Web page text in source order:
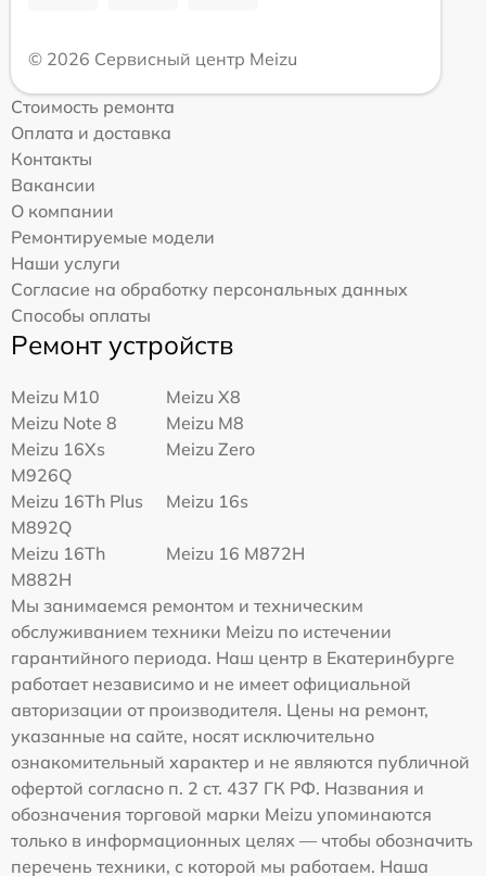
© 2026 Сервисный центр Meizu
Стоимость ремонта
Оплата и доставка
Контакты
Вакансии
О компании
Ремонтируемые модели
Наши услуги
Согласие на обработку персональных данных
Способы оплаты
Ремонт устройств
Meizu M10
Meizu X8
Meizu Note 8
Meizu M8
Meizu 16Xs
M926Q
Meizu Zero
Meizu 16Th Plus
M892Q
Meizu 16s
Meizu 16Th
M882H
Meizu 16 M872H
Мы занимаемся ремонтом и техническим
обслуживанием техники Meizu по истечении
гарантийного периода. Наш центр в Екатеринбурге
работает независимо и не имеет официальной
авторизации от производителя. Цены на ремонт,
указанные на сайте, носят исключительно
ознакомительный характер и не являются публичной
офертой согласно п. 2 ст. 437 ГК РФ. Названия и
обозначения торговой марки Meizu упоминаются
только в информационных целях — чтобы обозначить
перечень техники, с которой мы работаем. Наша